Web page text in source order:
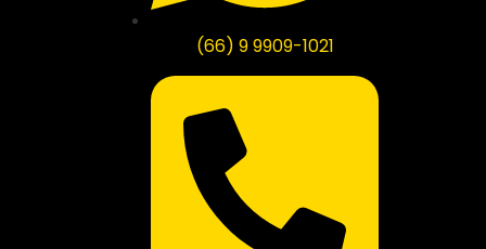
(66) 9 9909-1021